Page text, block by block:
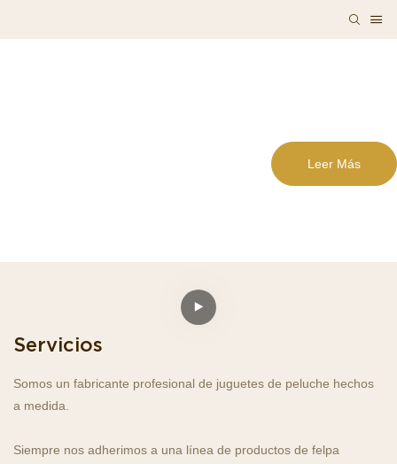
Leer Más
Servicios
Somos un fabricante profesional de juguetes de peluche hechos
a medida.
Siempre nos adherimos a una línea de productos de felpa